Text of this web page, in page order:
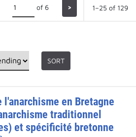
of 6 > 1–25 of 129
SORT
l'anarchisme en Bretagne
traditionnel
et spécificité bretonne